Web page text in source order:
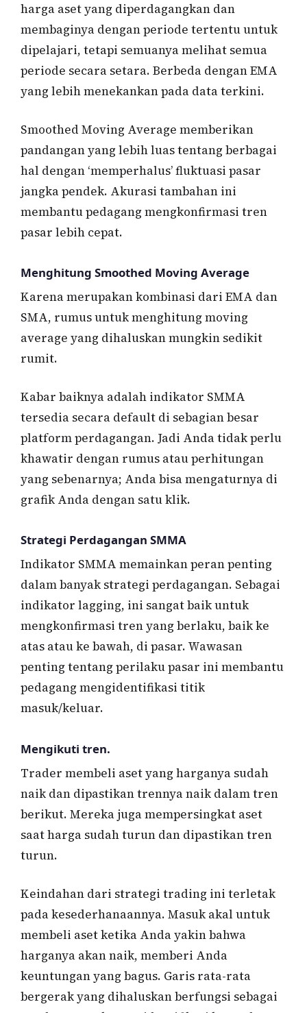
harga aset yang diperdagangkan dan
membaginya dengan periode tertentu untuk
dipelajari, tetapi semuanya melihat semua
periode secara setara. Berbeda dengan EMA
yang lebih menekankan pada data terkini.
Smoothed Moving Average memberikan
pandangan yang lebih luas tentang berbagai
hal dengan ‘memperhalus’ fluktuasi pasar
jangka pendek. Akurasi tambahan ini
membantu pedagang mengkonfirmasi tren
pasar lebih cepat.
Menghitung Smoothed Moving Average
Karena merupakan kombinasi dari EMA dan
SMA, rumus untuk menghitung moving
average yang dihaluskan mungkin sedikit
rumit.
Kabar baiknya adalah indikator SMMA
tersedia secara default di sebagian besar
platform perdagangan. Jadi Anda tidak perlu
khawatir dengan rumus atau perhitungan
yang sebenarnya; Anda bisa mengaturnya di
grafik Anda dengan satu klik.
Strategi Perdagangan SMMA
Indikator SMMA memainkan peran penting
dalam banyak strategi perdagangan. Sebagai
indikator lagging, ini sangat baik untuk
mengkonfirmasi tren yang berlaku, baik ke
atas atau ke bawah, di pasar. Wawasan
penting tentang perilaku pasar ini membantu
pedagang mengidentifikasi titik
masuk/keluar.
Mengikuti tren.
Trader membeli aset yang harganya sudah
naik dan dipastikan trennya naik dalam tren
berikut. Mereka juga mempersingkat aset
saat harga sudah turun dan dipastikan tren
turun.
Keindahan dari strategi trading ini terletak
pada kesederhanaannya. Masuk akal untuk
membeli aset ketika Anda yakin bahwa
harganya akan naik, memberi Anda
keuntungan yang bagus. Garis rata-rata
bergerak yang dihaluskan berfungsi sebagai